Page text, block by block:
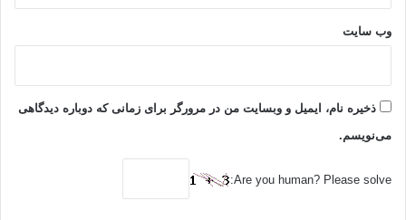
وب‌ سایت
ذخیره نام، ایمیل و وبسایت من در مرورگر برای زمانی که دوباره دیدگاهی
می‌نویسم.
Are you human? Please solve: